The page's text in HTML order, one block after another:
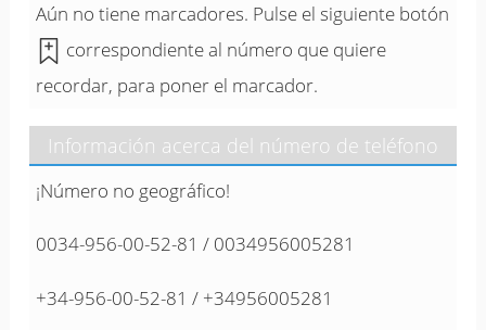
Aún no tiene marcadores. Pulse el siguiente botón
correspondiente al número que quiere
recordar, para poner el marcador.
Información acerca del número de teléfono
¡Número no geográfico!
0034-956-00-52-81 / 0034956005281
+34-956-00-52-81 / +34956005281